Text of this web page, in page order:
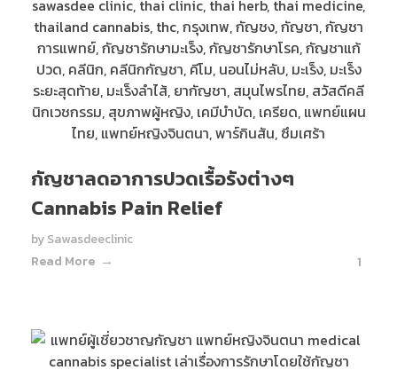
กัญชาลดอาการปวดเรื้อรังต่างๆ
Cannabis Pain Relief
bySawasdeeclinic
Read More
1